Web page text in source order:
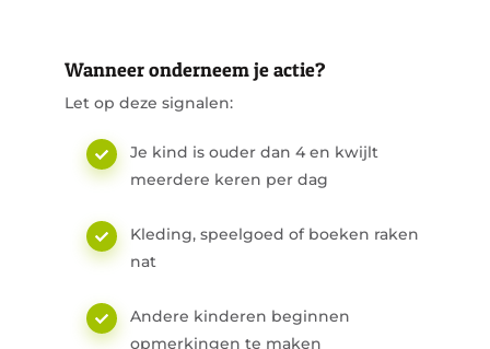
Wanneer onderneem je actie?
Let op deze signalen:
Je kind is ouder dan 4 en kwijlt
meerdere keren per dag
Kleding, speelgoed of boeken raken
nat
Andere kinderen beginnen
opmerkingen te maken